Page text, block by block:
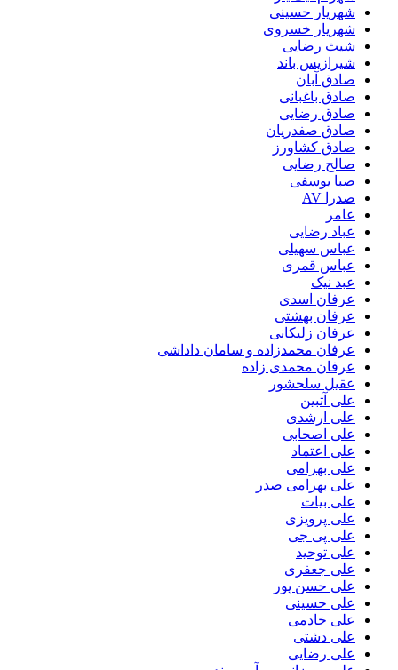
شهریار حسینی
شهریار خسروی
شیث رضایی
شیرازیس باند
صادق آبان
صادق باغبانی
صادق رضایی
صادق صفدریان
صادق کشاورز
صالح رضایی
صبا یوسفی
صدرا AV
عامر
عباد رضایی
عباس سهیلی
عباس قمری
عبد نیک
عرفان اسدی
عرفان بهشتی
عرفان زلیکانی
عرفان محمدزاده و سامان داداشی
عرفان محمدی زاده
عقیل سلحشور
علی آتبین
علی ارشدی
علی اصحابی
علی اعتماد
علی بهرامی
علی بهرامی صدر
علی بیات
علی پرویزی
علی پی جی
علی توحید
علی جعفری
علی حسن پور
علی حسینی
علی خادمی
علی دشتی
علی رضایی